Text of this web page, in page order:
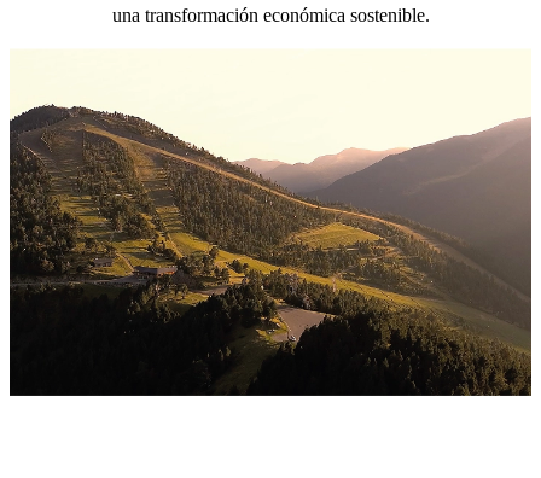
una transformación económica sostenible.